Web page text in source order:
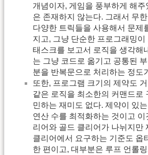
개념이자, 게임을 풍부하게 해주
은 존재하지 않는다. 그래서 무
다양한 트릭들을 사용해서 문제
지고, 그냥 단순한 프로그래밍이
태스크를 보고서 로직을 생각해
는 그냥 코드로 옮기고 공통된
분을 반복문으로 처리하는 정도
또한, 프로그램 크기의 제약도
같은 로직을 최소한의 커맨드로
민하는 재미도 없다. 제약이 있
연산 수를 최적화하는 것이고
리어와 골드 클리어가 나뉘지만
클리어에서 요구하는 기준도 옵
한 편이고, 대부분은 루프 언롤